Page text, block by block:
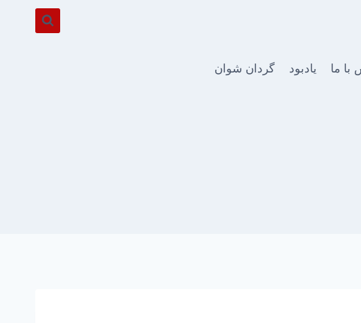
با ما یادبود گردان شوان